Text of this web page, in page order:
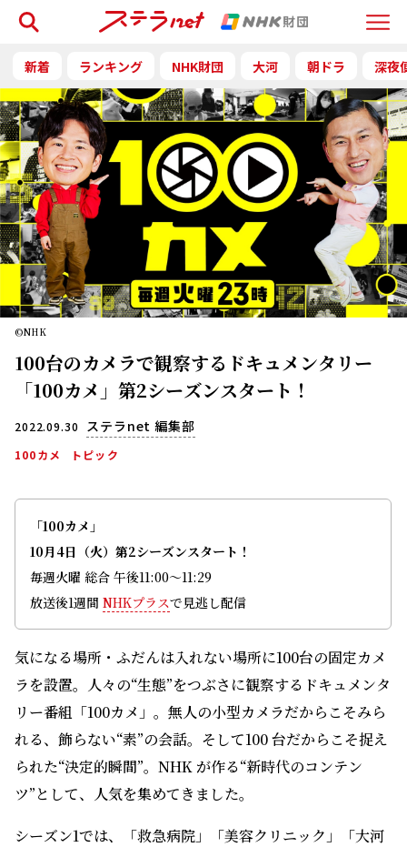
Menu
検索
新着 ランキング NHK財団 大河 朝ドラ 深夜
©NHK
100台のカメラで観察するドキュメンタリー
「100カメ」第2シーズンスタート！
2022.09.30 ステラnet 編集部
100カメ トピック
「100カメ」
10月4日（火）第2シーズンスタート！
毎週火曜 総合 午後11:00〜11:29
放送後1週間 NHKプラスで見逃し配信
気になる場所・ふだんは入れない場所に100台の固定カメ
ラを設置。人々の“生態”をつぶさに観察するドキュメンタ
リー番組「100カメ」。無人の小型カメラだからこそみら
れる、飾らない“素”の会話。そして100 台だからこそ捉え
られた“決定的瞬間”。NHK が作る“新時代のコンテン
ツ”として、人気を集めてきました。
シーズン1では、「救急病院」「美容クリニック」「大河